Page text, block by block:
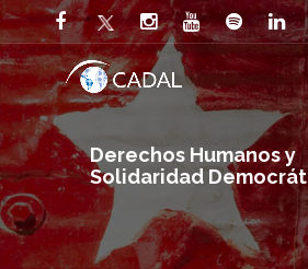
Derechos Humanos y
Solidaridad